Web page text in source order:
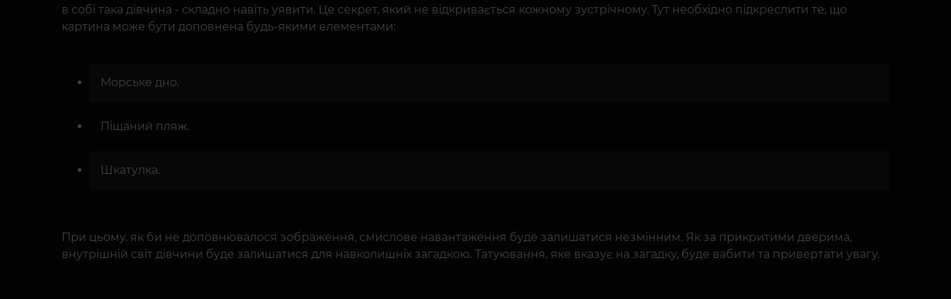
в собі така дівчина - складно навіть уявити. Це секрет, який не відкривається кожному зустрічному. Тут необхідно підкреслити те, що
картина може бути доповнена будь-якими елементами:
Морське дно.
Піщаний пляж.
Шкатулка.
При цьому, як би не доповнювалося зображення, смислове навантаження буде залишатися незмінним. Як за прикритими дверима,
внутрішній світ дівчини буде залишатися для навколишніх загадкою. Татуювання, яке вказує на загадку, буде вабити та привертати увагу.